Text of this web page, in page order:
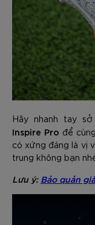
Hãy nhanh tay
Inspire Pro để
có xứng đáng là vị
trung không bạn
Lưu ý: Bảo quản